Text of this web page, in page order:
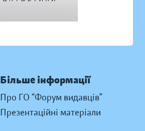
Більше інформації
Про ГО “Форум видавців”
Презентаційні матеріали